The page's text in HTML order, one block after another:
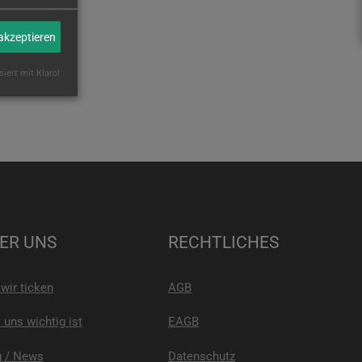
UNS
ticken
uns wichtig ist
/ News
RECHTLICHES
AGB
EAGB
Datenschutz
mit Klaro!